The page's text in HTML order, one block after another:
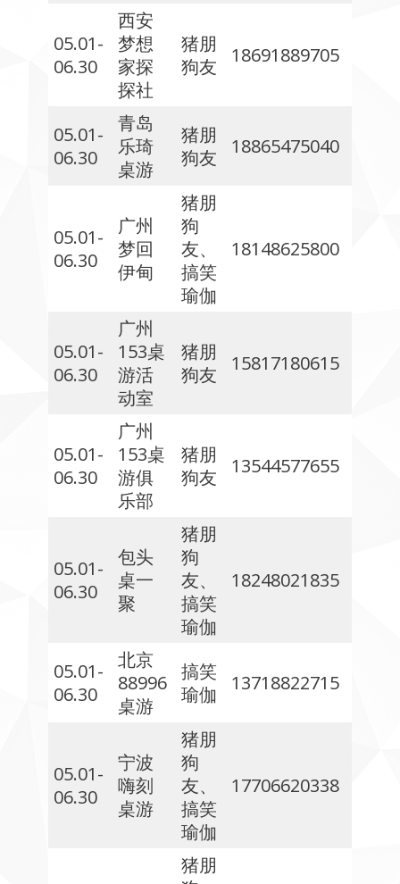
05.01-
06.30
西安
梦想
家探
探社
猪朋
狗友
18691889705
05.01-
06.30
青岛
乐琦
桌游
猪朋
狗友
18865475040
05.01-
06.30
广州
梦回
伊甸
猪朋
狗
友、
搞笑
瑜伽
18148625800
05.01-
06.30
广州
153桌
游活
动室
猪朋
狗友
15817180615
05.01-
06.30
广州
153桌
游俱
乐部
猪朋
狗友
13544577655
05.01-
06.30
包头
桌一
聚
猪朋
狗
友、
搞笑
瑜伽
18248021835
05.01-
06.30
北京
88996
桌游
搞笑
瑜伽
13718822715
05.01-
06.30
宁波
嗨刻
桌游
猪朋
狗
友、
搞笑
瑜伽
17706620338
猪朋